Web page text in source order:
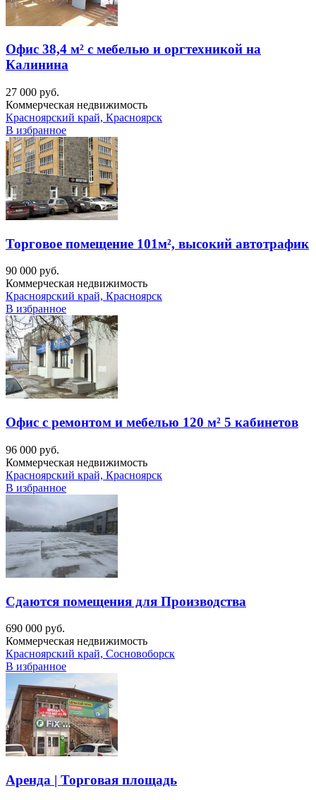
Офис 38,4 м² с мебелью и оргтехникой на
Калинина
27 000 руб.
Коммерческая недвижимость
Красноярский край, Красноярск
В избранное
Торговое помещение 101м², высокий автотрафик
90 000 руб.
Коммерческая недвижимость
Красноярский край, Красноярск
В избранное
Офис с ремонтом и мебелью 120 м² 5 кабинетов
96 000 руб.
Коммерческая недвижимость
Красноярский край, Красноярск
В избранное
Сдаются помещения для Производства
690 000 руб.
Коммерческая недвижимость
Красноярский край, Сосновоборск
В избранное
Аренда | Торговая площадь